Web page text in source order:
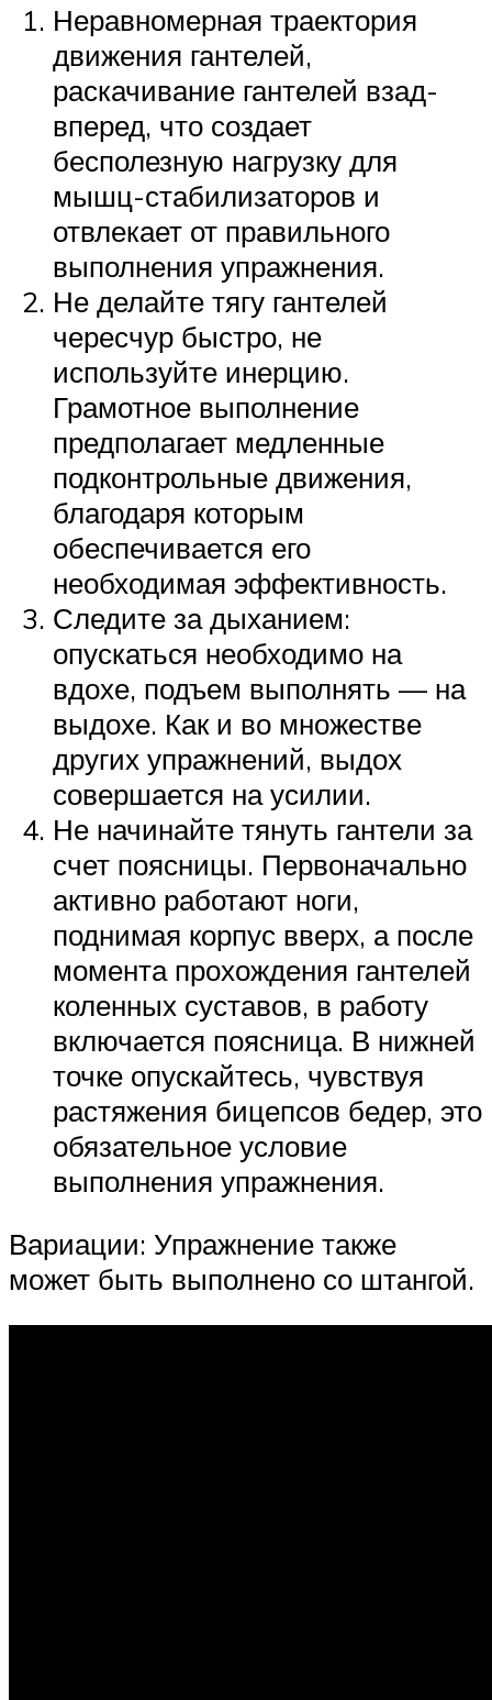
Неравномерная траектория
движения гантелей,
раскачивание гантелей взад-
вперед, что создает
бесполезную нагрузку для
мышц-стабилизаторов и
отвлекает от правильного
выполнения упражнения.
Не делайте тягу гантелей
чересчур быстро, не
используйте инерцию.
Грамотное выполнение
предполагает медленные
подконтрольные движения,
благодаря которым
обеспечивается его
необходимая эффективность.
Следите за дыханием:
опускаться необходимо на
вдохе, подъем выполнять — на
выдохе. Как и во множестве
других упражнений, выдох
совершается на усилии.
Не начинайте тянуть гантели за
счет поясницы. Первоначально
активно работают ноги,
поднимая корпус вверх, а после
момента прохождения гантелей
коленных суставов, в работу
включается поясница. В нижней
точке опускайтесь, чувствуя
растяжения бицепсов бедер, это
обязательное условие
выполнения упражнения.
Вариации: Упражнение также
может быть выполнено со штангой.